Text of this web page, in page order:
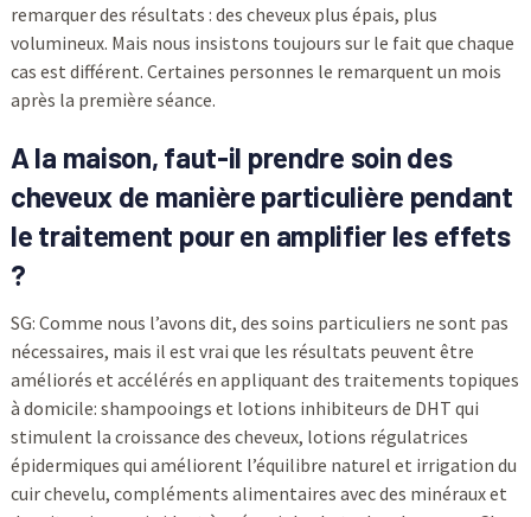
remarquer des résultats : des cheveux plus épais, plus
volumineux. Mais nous insistons toujours sur le fait que chaque
cas est différent. Certaines personnes le remarquent un mois
après la première séance.
A la maison, faut-il prendre soin des
cheveux de manière particulière pendant
le traitement pour en amplifier les effets
?
SG: Comme nous l’avons dit, des soins particuliers ne sont pas
nécessaires, mais il est vrai que les résultats peuvent être
améliorés et accélérés en appliquant des traitements topiques
à domicile: shampooings et lotions inhibiteurs de DHT qui
stimulent la croissance des cheveux, lotions régulatrices
épidermiques qui améliorent l’équilibre naturel et irrigation du
cuir chevelu, compléments alimentaires avec des minéraux et